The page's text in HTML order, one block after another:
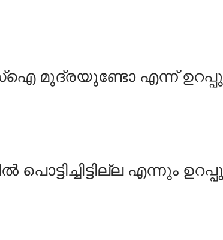
മുദ്ര‌യുണ്ടോ എന്ന് ഉറപ്പു
പൊട്ടിച്ചിട്ടില്ല എന്നും ഉറപ്പു